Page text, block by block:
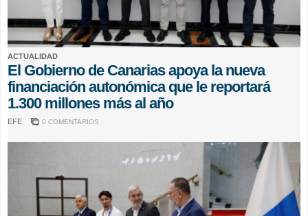
ACTUALIDAD
El Gobierno de Canarias apoya la nueva
financiación autonómica que le reportará
1.300 millones más al año
EFE 0 COMENTARIOS